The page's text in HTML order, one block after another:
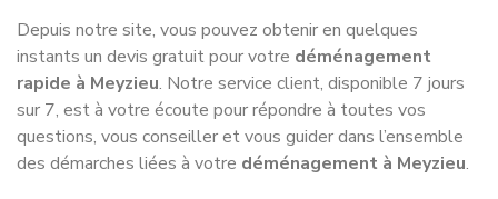
déménager à Meyzieuen toute sérénité, sans risque
financier ni mauvaise surprise.
L’importance du choix du déménageur à
Meyzieu